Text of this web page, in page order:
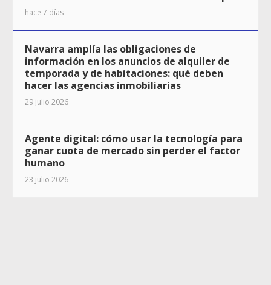
hace 7 días
Navarra amplía las obligaciones de
información en los anuncios de alquiler de
temporada y de habitaciones: qué deben
hacer las agencias inmobiliarias
29 julio 2026
Agente digital: cómo usar la tecnología para
ganar cuota de mercado sin perder el factor
humano
23 julio 2026